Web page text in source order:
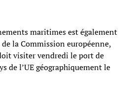
maritimes est également
la Commission européenne,
visiter vendredi le port de
de l’UE géographiquement le